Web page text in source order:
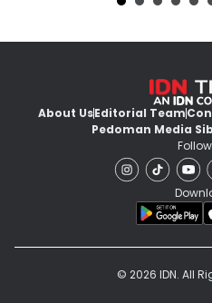
About UsEditorial Team
Pedoman Media
© 2026 IDN. All